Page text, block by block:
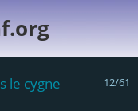
12/61
le cygne